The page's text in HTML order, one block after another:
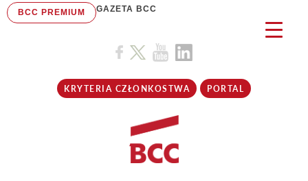
BCC PREMIUM GAZETA BCC
KRYTERIA CZŁONKOSTWA PORTAL